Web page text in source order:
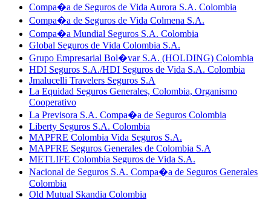
Compa�a de Seguros de Vida Aurora S.A. Colombia
Compa�a de Seguros de Vida Colmena S.A.
Compa�a Mundial Seguros S.A. Colombia
Global Seguros de Vida Colombia S.A.
Grupo Empresarial Bol�var S.A. (HOLDING) Colombia
HDI Seguros S.A./HDI Seguros de Vida S.A. Colombia
Jmalucelli Travelers Seguros S.A
La Equidad Seguros Generales, Colombia, Organismo
Cooperativo
La Previsora S.A. Compa�a de Seguros Colombia
Liberty Seguros S.A. Colombia
MAPFRE Colombia Vida Seguros S.A.
MAPFRE Seguros Generales de Colombia S.A
METLIFE Colombia Seguros de Vida S.A.
Nacional de Seguros S.A. Compa�a de Seguros Generales
Colombia
Old Mutual Skandia Colombia